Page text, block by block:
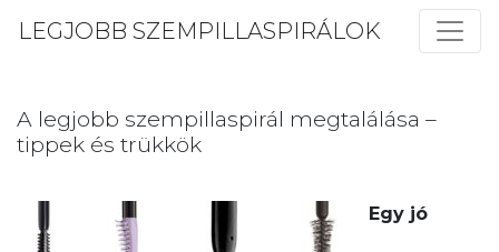
LEGJOBB SZEMPILLASPIRÁLOK
A legjobb szempillaspirál megtalálása –
tippek és trükkök
Egy jó